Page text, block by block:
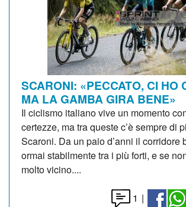
SCARONI: «PECCATO, CI HO
MA LA GAMBA GIRA BENE»
Il ciclismo italiano vive un momento
certezze, ma tra queste c’è sempre di
Scaroni. Da un paio d’anni il corridore
ormai stabilmente tra i più forti, e se
molto vicino....
1 |